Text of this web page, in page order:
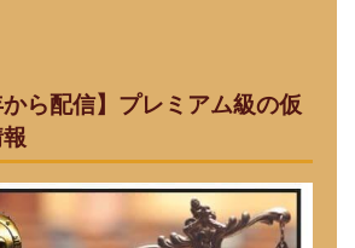
から配信】プレミアム級の仮